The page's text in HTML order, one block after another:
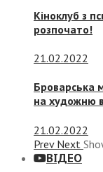
Кіноклуб з
розпочато!
21.02.2022
Броварська
на художню
21.02.2022
Prev Next
ВІДЕО